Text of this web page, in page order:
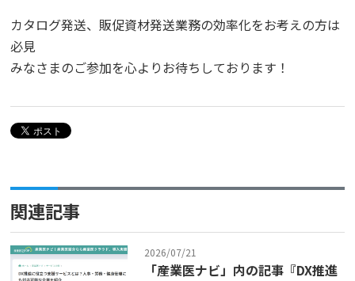
カタログ発送、販促資材発送業務の効率化をお考えの方は
必見
みなさまのご参加を心よりお待ちしております！
関連記事
2026/07/21
「産業医ナビ」内の記事『DX推進